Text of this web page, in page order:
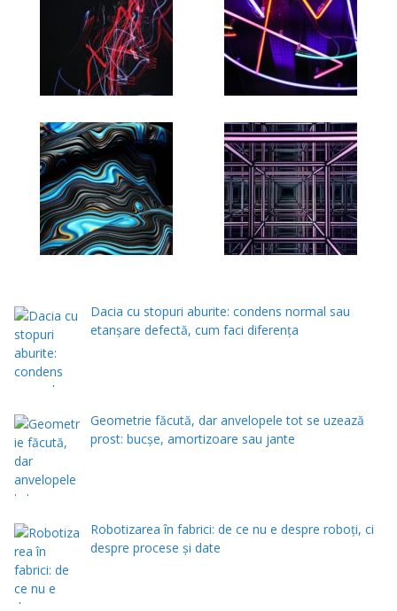
Dacia cu stopuri aburite: condens normal sau
etanșare defectă, cum faci diferența
Geometrie făcută, dar anvelopele tot se uzează
prost: bucșe, amortizoare sau jante
Robotizarea în fabrici: de ce nu e despre roboți, ci
despre procese și date